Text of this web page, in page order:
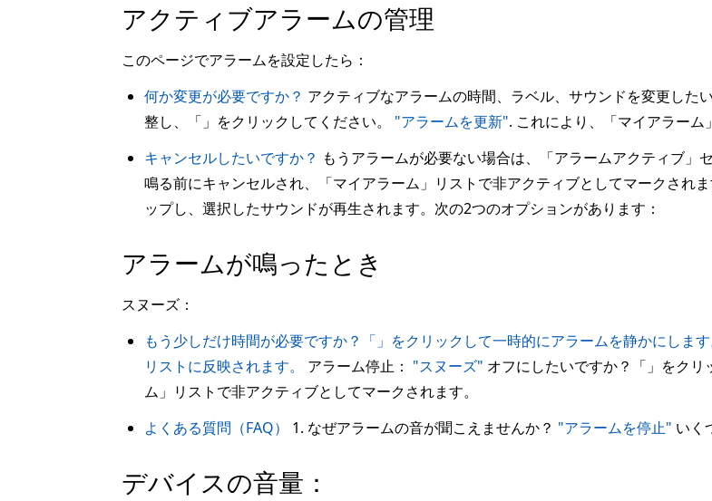
アクティブアラームの管理
このページでアラームを設定したら：
何か変更が必要ですか？ アクティブなアラームの時間、ラベル、サウンドを変更し
整し、「」をクリックしてください。 "アラームを更新". これにより、「マイアラーム
キャンセルしたいですか？ もうアラームが必要ない場合は、「アラームアクティブ」
鳴る前にキャンセルされ、「マイアラーム」リストで非アクティブとしてマークされま
ップし、選択したサウンドが再生されます。次の2つのオプションがあります：
アラームが鳴ったとき
スヌーズ：
もう少しだけ時間が必要ですか？「」をクリックして一時的にアラームを静かにしま
リストに反映されます。
アラーム停止： "スヌーズ" オフにしたいですか？「」をク
ム」リストで非アクティブとしてマークされます。
よくある質問（FAQ）
1. なぜアラームの音が聞こえませんか？ "アラームを停止" いく
デバイスの音量：